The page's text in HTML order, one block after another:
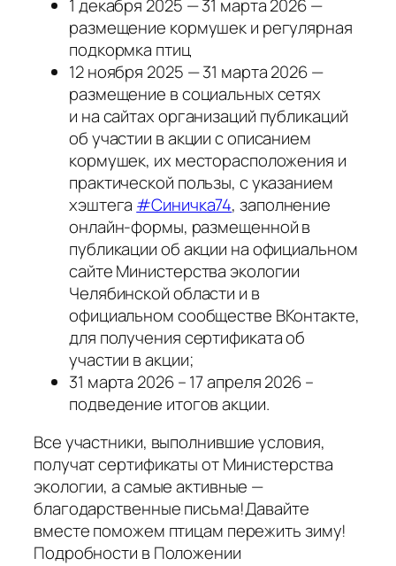
1 декабря 2025 — 31 марта 2026 —
размещение кормушек и регулярная
подкормка птиц
12 ноября 2025 — 31 марта 2026 —
размещение в социальных сетях
и на сайтах организаций публикаций
об участии в акции с описанием
кормушек, их месторасположения и
практической пользы, с указанием
хэштега #Синичка74, заполнение
онлайн-формы, размещенной в
публикации об акции на официальном
сайте Министерства экологии
Челябинской области и в
официальном сообществе ВКонтакте,
для получения сертификата об
участии в акции;
31 марта 2026 – 17 апреля 2026 –
подведение итогов акции.
Все участники, выполнившие условия,
получат сертификаты от Министерства
экологии, а самые активные —
благодарственные письма!Давайте
вместе поможем птицам пережить зиму!
Подробности в Положении